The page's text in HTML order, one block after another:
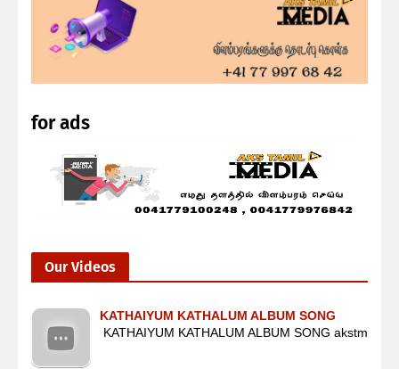
for ads
Our Videos
KATHAIYUM KATHALUM ALBUM SONG
KATHAIYUM KATHALUM ALBUM SONG akstm